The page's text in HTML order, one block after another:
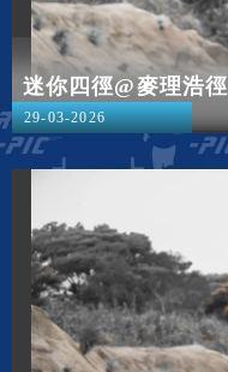
迷你四徑@麥理浩徑
29-03-2026